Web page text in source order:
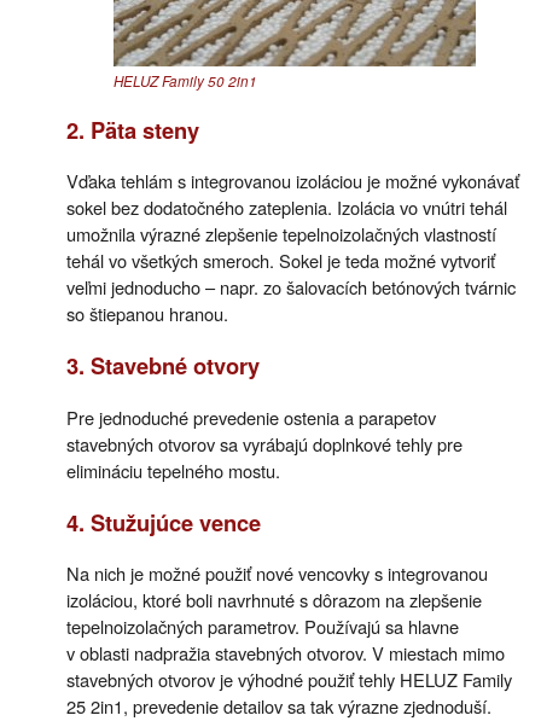
HELUZ Family 50 2in1
2. Päta steny
Vďaka tehlám s integrovanou izoláciou je možné vykonávať
sokel bez dodatočného zateplenia. Izolácia vo vnútri tehál
umožnila výrazné zlepšenie tepelnoizolačných vlastností
tehál vo všetkých smeroch. Sokel je teda možné vytvoriť
veľmi jednoducho – napr. zo šalovacích betónových tvárnic
so štiepanou hranou.
3. Stavebné otvory
Pre jednoduché prevedenie ostenia a parapetov
stavebných otvorov sa vyrábajú doplnkové tehly pre
elimináciu tepelného mostu.
4. Stužujúce vence
Na nich je možné použiť nové vencovky s integrovanou
izoláciou, ktoré boli navrhnuté s dôrazom na zlepšenie
tepelnoizolačných parametrov. Používajú sa hlavne
v oblasti nadpražia stavebných otvorov. V miestach mimo
stavebných otvorov je výhodné použiť tehly HELUZ Family
25 2in1, prevedenie detailov sa tak výrazne zjednoduší.